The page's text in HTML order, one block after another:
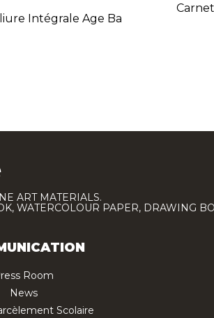
Intégrale Age Ba
ART MATERIALS.
WATERCOLOUR PAPER, DRAWING
Room
News
Scolaire